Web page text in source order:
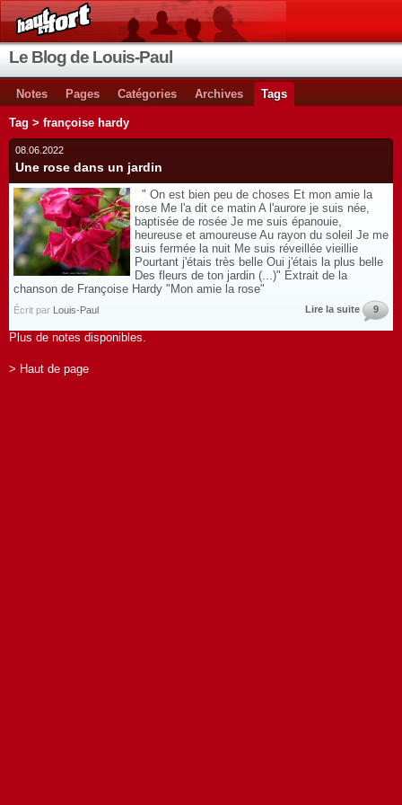
Le Blog de Louis-Paul
Notes Pages Catégories Archives Tags
Tag > françoise hardy
08.06.2022
Une rose dans un jardin
" On est bien peu de choses Et mon amie la
rose Me l'a dit ce matin A l'aurore je suis née,
baptisée de rosée Je me suis épanouie,
heureuse et amoureuse Au rayon du soleil Je me
suis fermée la nuit Me suis réveillée vieillie
Pourtant j'étais très belle Oui j'étais la plus belle
Des fleurs de ton jardin (...)" Extrait de la
chanson de Françoise Hardy "Mon amie la rose"
Écrit par Louis-Paul Lire la suite 9
Plus de notes disponibles.
> Haut de page